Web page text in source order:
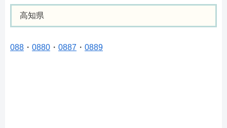
高知県
088 ・ 0880 ・ 0887 ・ 0889